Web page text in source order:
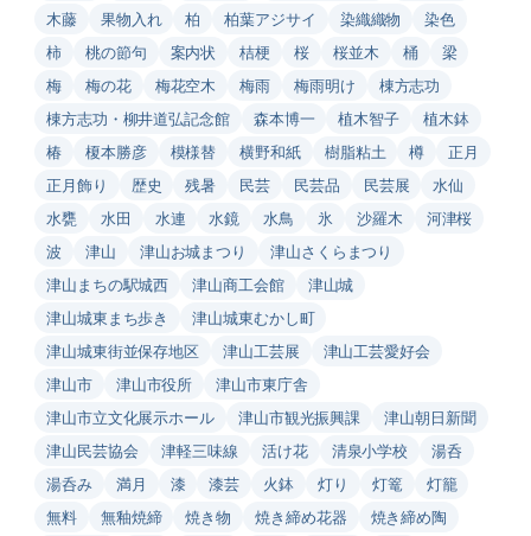
木藤
果物入れ 柏 柏葉アジサイ 染織織物
染色
柿
桃の節句 案内状 桔梗 桜 桜並木 桶
梁
梅
梅の花 梅花空木 梅雨 梅雨明け
棟方志功
棟方志功・柳井道弘記念館
森本博一 植木智子
植木鉢
椿
榎本勝彦 模様替 横野和紙 樹脂粘土 樽
正月
正月飾り
歴史 残暑 民芸 民芸品 民芸展
水仙
水甕
水田 水連 水鏡 水鳥 氷 沙羅木
河津桜
波
津山 津山お城まつり
津山さくらまつり
津山まちの駅城西
津山商工会館
津山城
津山城東まち歩き
津山城東むかし町
津山城東街並保存地区
津山工芸展
津山工芸愛好会
津山市
津山市役所
津山市東庁舎
津山市立文化展示ホール
津山市観光振興課
津山朝日新聞
津山民芸協会
津軽三味線 活け花 清泉小学校
湯呑
湯呑み
満月 漆 漆芸 火鉢 灯り 灯篭
灯籠
無料
無釉焼締 焼き物 焼き締め花器
焼き締め陶